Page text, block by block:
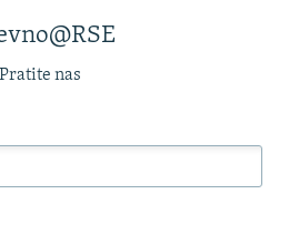
Pratite nas